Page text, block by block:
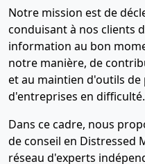
03-12-2001 Acte
CEDANT
MME
MR
01-01-1995
Divers
Notre mission est de
conduisant à nos clients
information au bon
notre manière, de
et au maintien d'outils
d'entreprises en difficulté.
Dans ce cadre, nous
de conseil en Distressed
réseau d'experts